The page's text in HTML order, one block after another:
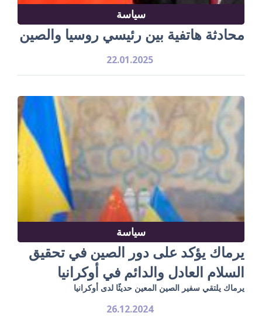
سياسة
محادثة هاتفية بين رئيسي روسيا والصين
22.01.2025
سياسة
يرماك يؤكد على دور الصين في تحقيق
السلام العادل والدائم في أوكرانيا
يرماك يلتقي سفير الصين المعين حديثًا لدى أوكرانيا
26.12.2024